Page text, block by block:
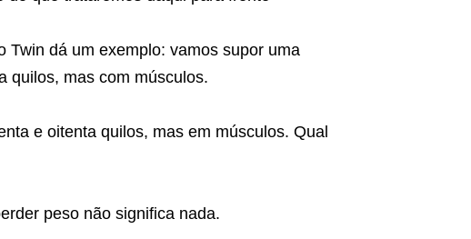
Twin dá um exemplo: vamos supor uma
quilos, mas com músculos.
e oitenta quilos, mas em músculos. Qual
peso não significa nada.